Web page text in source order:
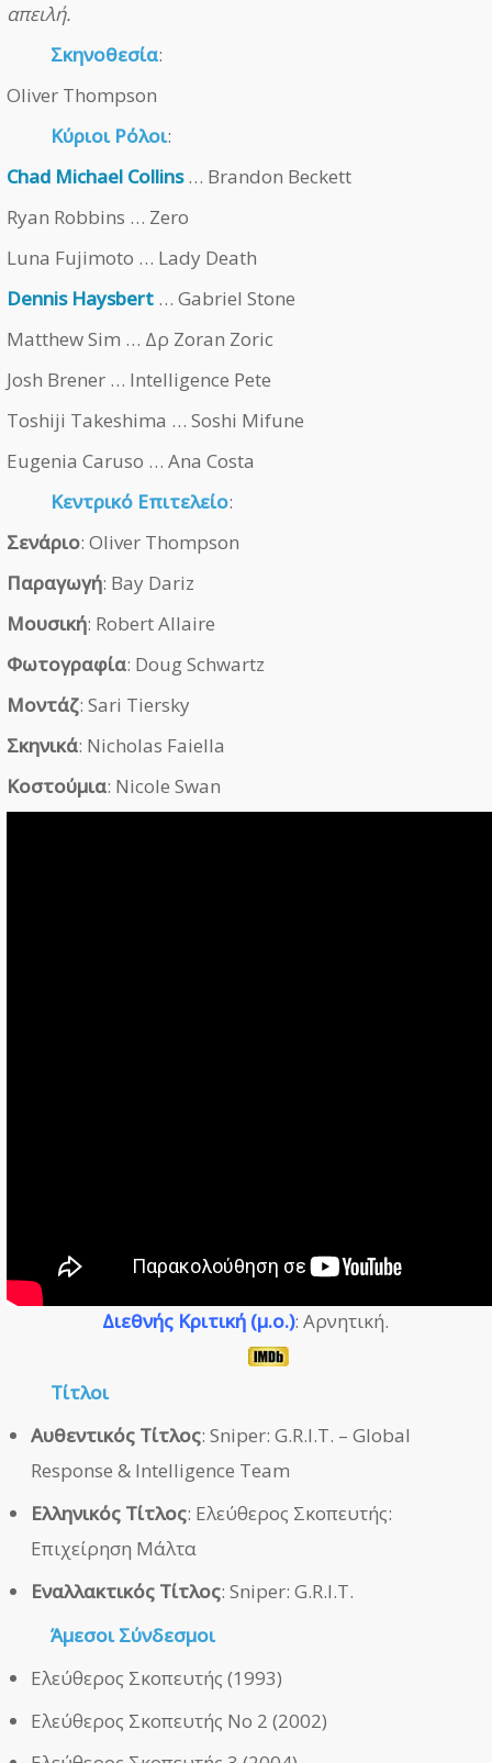
απειλή.
Σκηνοθεσία:
Oliver Thompson
Κύριοι Ρόλοι:
Chad Michael Collins… Brandon Beckett
Ryan Robbins … Zero
Luna Fujimoto … Lady Death
Dennis Haysbert … Gabriel Stone
Matthew Sim … Δρ Zoran Zoric
Josh Brener … Intelligence Pete
Toshiji Takeshima … Soshi Mifune
Eugenia Caruso … Ana Costa
Κεντρικό Επιτελείο:
Σενάριο: Oliver Thompson
Παραγωγή: Bay Dariz
Μουσική: Robert Allaire
Φωτογραφία: Doug Schwartz
Μοντάζ: Sari Tiersky
Σκηνικά: Nicholas Faiella
Κοστούμια: Nicole Swan
Διεθνής Κριτική (μ.ο.): Αρνητική.
Τίτλοι
Αυθεντικός Τίτλος: Sniper: G.R.I.T. – Global
Response & Intelligence Team
Ελληνικός Τίτλος: Ελεύθερος Σκοπευτής:
Επιχείρηση Μάλτα
Εναλλακτικός Τίτλος: Sniper: G.R.I.T.
ΆμεσοιΣύνδεσμοι
Ελεύθερος Σκοπευτής (1993)
Ελεύθερος Σκοπευτής Νο 2 (2002)